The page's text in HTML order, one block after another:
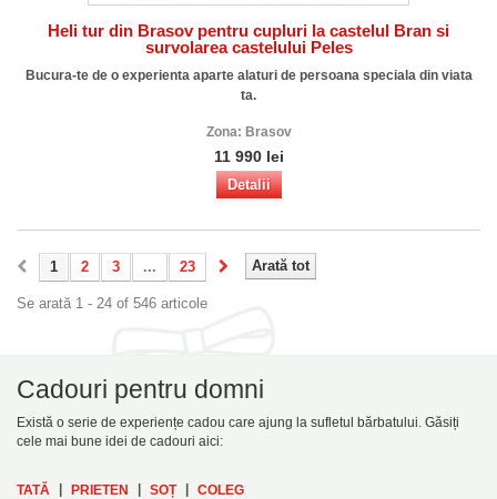
Heli tur din Brasov pentru cupluri la castelul Bran si
survolarea castelului Peles
Bucura-te de o experienta aparte alaturi de persoana speciala din viata
ta.
Zona: Brasov
11 990 lei
Detalii
Arată tot
1 2 3 ... 23
Se arată 1 - 24 of 546 articole
Cadouri pentru domni
Există o serie de experiențe cadou care ajung la sufletul bărbatului. Găsiți
cele mai bune idei de cadouri aici:
TATĂ | PRIETEN | SOȚ | COLEG